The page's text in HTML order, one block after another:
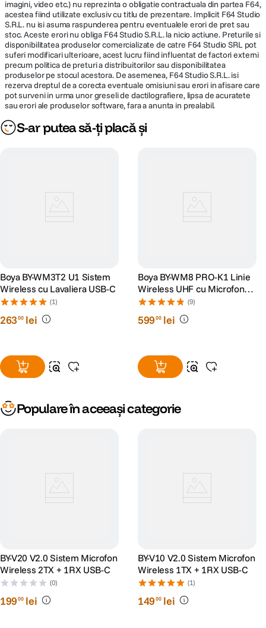
imagini, video etc.) nu reprezinta o obligatie contractuala din partea F64,
acestea fiind utilizate exclusiv cu titlu de prezentare. Implicit F64 Studio
S.R.L. nu isi asuma raspunderea pentru eventualele erori de pret sau
stoc. Aceste erori nu obliga F64 Studio S.R.L. la nicio actiune. Preturile si
disponibilitatea produselor comercializate de catre F64 Studio SRL pot
suferi modificari ulterioare, acest lucru fiind influentat de factori externi
precum politica de preturi a distribuitorilor sau disponibilitatea
produselor pe stocul acestora. De asemenea, F64 Studio S.R.L. isi
rezerva dreptul de a corecta eventuale omisiuni sau erori in afisare care
pot surveni in urma unor greseli de dactilografiere, lipsa de acuratete
sau erori ale produselor software, fara a anunta in prealabil.
S-ar putea să-ți placă și
Boya BY-WM3T2 U1 Sistem
Wireless cu Lavaliera USB-C
(1)
26300 lei
Boya BY-WM8 PRO-K1 Linie
Wireless UHF cu Microfon
Lavaliera (TX+RX)
(9)
59900 lei
Populare în aceeași categorie
BY-V20 V2.0 Sistem Microfon
Wireless 2TX + 1RX USB-C
(0)
19900 lei
BY-V10 V2.0 Sistem Microfon
Wireless 1TX + 1RX USB-C
(1)
14900 lei